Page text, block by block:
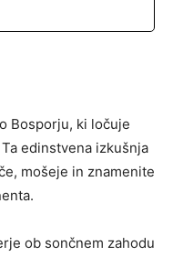
Bosporju, ki ločuje
edinstvena izkušnja
mošeje in znamenite
ob sončnem zahodu